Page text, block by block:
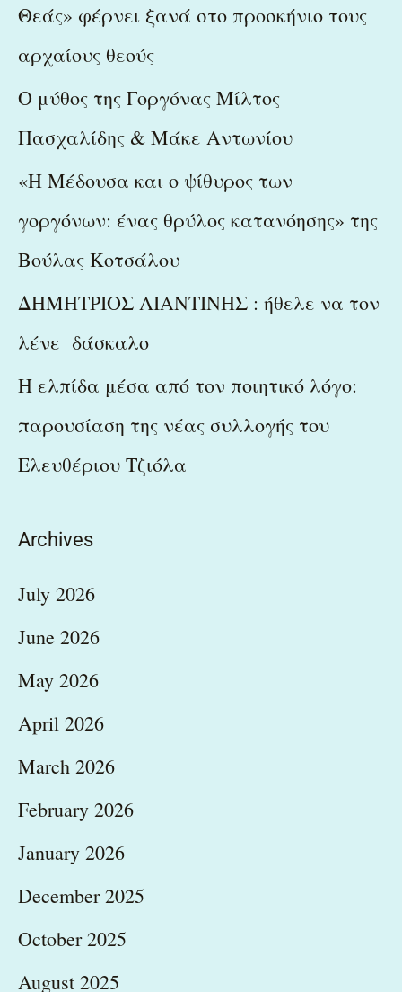
o
Θεάς» φέρνει ξανά στο προσκήνιο τους
αρχαίους θεούς
Ο μύθος της Γοργόνας Μίλτος
Πασχαλίδης & Μάκε Αντωνίου
«Η Μέδουσα και ο ψίθυρος των
γοργόνων: ένας θρύλος κατανόησης» της
Βούλας Κοτσάλου
ΔΗΜΗΤΡΙΟΣ ΛΙΑΝΤΙΝΗΣ : ήθελε να τον
λένε δάσκαλο
Η ελπίδα μέσα από τον ποιητικό λόγο:
παρουσίαση της νέας συλλογής του
Ελευθέριου Τζιόλα
Archives
July 2026
June 2026
May 2026
April 2026
March 2026
February 2026
January 2026
December 2025
October 2025
August 2025